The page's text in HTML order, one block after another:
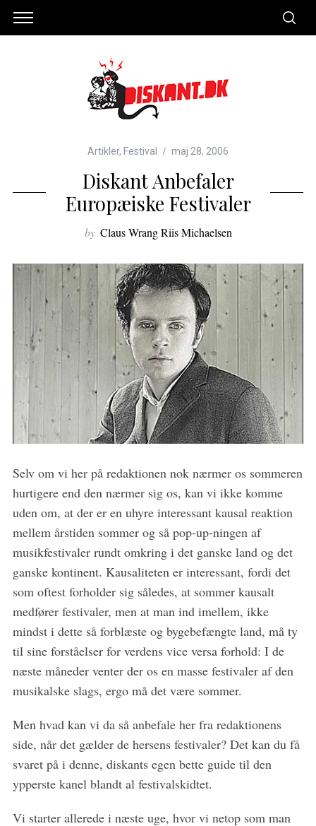
Artikler, Festival maj 28, 2006
Diskant Anbefaler
Europæiske Festivaler
by Claus Wrang Riis Michaelsen
Selv om vi her på redaktionen nok nærmer os sommeren
hurtigere end den nærmer sig os, kan vi ikke komme
uden om, at der er en uhyre interessant kausal reaktion
mellem årstiden sommer og så pop-up-ningen af
musikfestivaler rundt omkring i det ganske land og det
ganske kontinent. Kausaliteten er interessant, fordi det
som oftest forholder sig således, at sommer kausalt
medfører festivaler, men at man ind imellem, ikke
mindst i dette så forblæste og bygebefængte land, må ty
til sine forståelser for verdens vice versa forhold: I de
næste måneder venter der os en masse festivaler af den
musikalske slags, ergo må det være sommer.
Men hvad kan vi da så anbefale her fra redaktionens
side, når det gælder de hersens festivaler? Det kan du få
svaret på i denne, diskants egen bette guide til den
ypperste kanel blandt al festivalskidtet.
Vi starter allerede i næste uge, hvor vi netop som man